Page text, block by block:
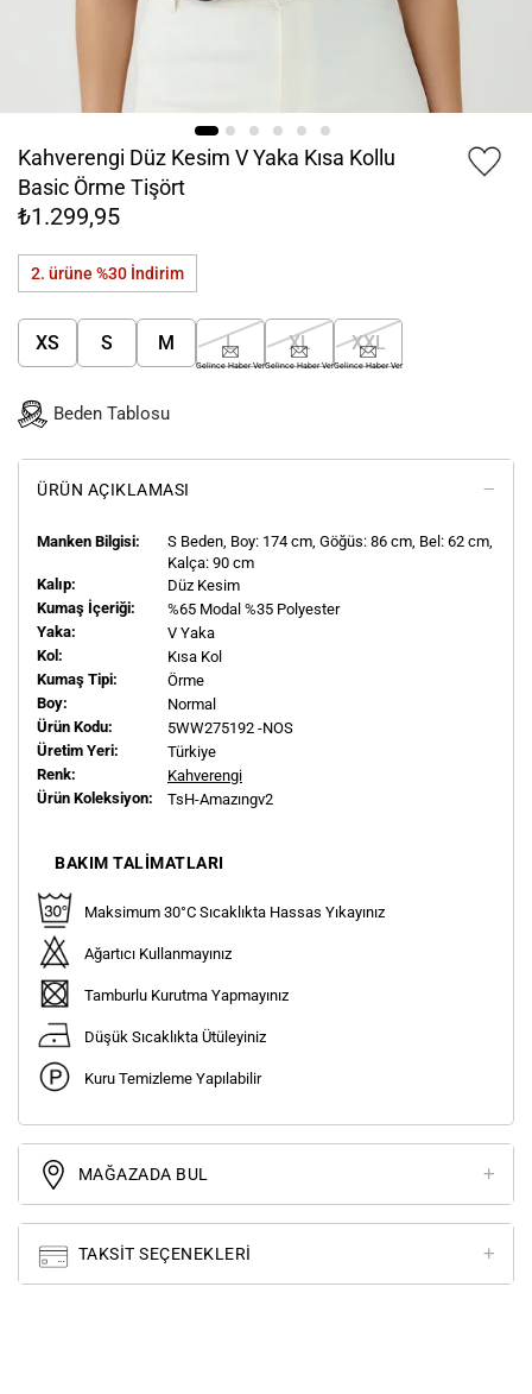
Kahverengi Düz Kesim V Yaka Kısa Kollu
Basic Örme Tişört
₺1.299,95
2. ürüne %30 İndirim
XS S M L
Gelince Haber Ver
XL
Gelince Haber Ver
XXL
Gelince Haber Ver
Beden Tablosu
ÜRÜN AÇIKLAMASI
Manken Bilgisi: S Beden, Boy: 174 cm, Göğüs: 86 cm, Bel: 62 cm,
Kalça: 90 cm
Kalıp:
Düz Kesim
Kumaş İçeriği:
%65 Modal %35 Polyester
Yaka:
V Yaka
Kol:
Kısa Kol
Kumaş Tipi:
Örme
Boy:
Normal
Ürün Kodu:
5WW275192 -NOS
Üretim Yeri:
Türkiye
Renk:
Kahverengi
Ürün Koleksiyon:
TsH-Amazıngv2
BAKIM TALIMATLARI
Maksimum 30°C Sıcaklıkta Hassas Yıkayınız
Ağartıcı Kullanmayınız
Tamburlu Kurutma Yapmayınız
Düşük Sıcaklıkta Ütüleyiniz
Kuru Temizleme Yapılabilir
MAĞAZADA BUL
TAKSIT SEÇENEKLERI